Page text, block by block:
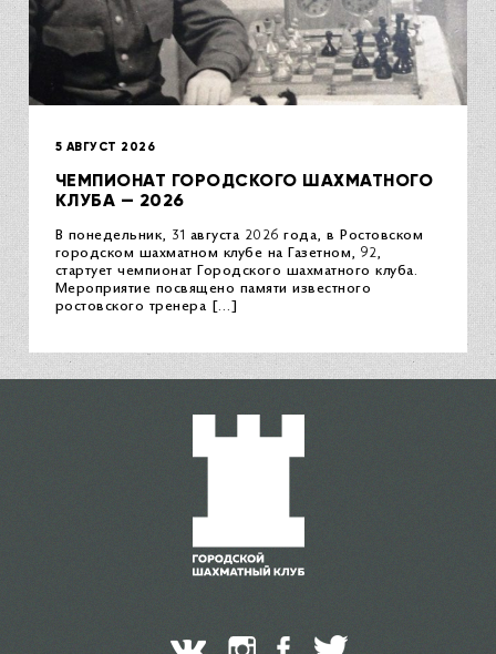
5 АВГУСТ 2026
ЧЕМПИОНАТ ГОРОДСКОГО ШАХМАТНОГО
КЛУБА — 2026
В понедельник, 31 августа 2026 года, в Ростовском
городском шахматном клубе на Газетном, 92,
стартует чемпионат Городского шахматного клуба.
Мероприятие посвящено памяти известного
ростовского тренера […]